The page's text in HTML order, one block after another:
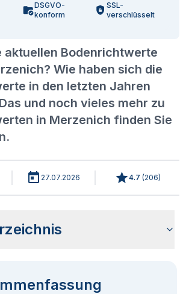
aktuellen Bodenrichtwerte
Wie haben sich die
in den letzten Jahren
und noch vieles mehr zu
in Merzenich finden Sie
DSGVO-
konform
SSL-
verschlüsselt
27.07.2026 4.7 (206)